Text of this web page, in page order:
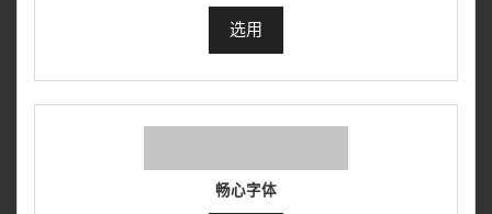
选用
畅心字体